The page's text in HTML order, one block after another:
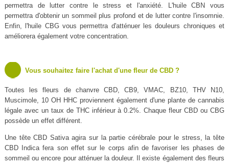
permettra de lutter contre le stress et l'anxiété. L'huile CBN vous
permettra d'obtenir un sommeil plus profond et de lutter contre l'insomnie.
Enfin, l'huile CBG vous permettra d'atténuer les douleurs chroniques et
améliorera également votre concentration.
Vous souhaitez faire l'achat d'une fleur de CBD ?
Toutes les fleurs de chanvre CBD, CB9, VMAC, BZ10, THV N10,
Muscimole, 10 OH HHC proviennent également d'une plante de cannabis
légale avec un taux de THC inférieur à 0.2%. Chaque fleur CBD ou CBG
possède un effet différent.
Une tête CBD Sativa agira sur la partie cérébrale pour le stress, la tête
CBD Indica fera son effet sur le corps afin de favoriser les phases de
sommeil ou encore pour atténuer la douleur. Il existe également des fleurs